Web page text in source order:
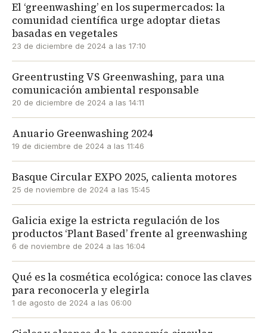
El ‘greenwashing’ en los supermercados: la
comunidad científica urge adoptar dietas
basadas en vegetales
23 de diciembre de 2024 a las 17:10
Greentrusting VS Greenwashing, para una
comunicación ambiental responsable
20 de diciembre de 2024 a las 14:11
Anuario Greenwashing 2024
19 de diciembre de 2024 a las 11:46
Basque Circular EXPO 2025, calienta motores
25 de noviembre de 2024 a las 15:45
Galicia exige la estricta regulación de los
productos ‘Plant Based’ frente al greenwashing
6 de noviembre de 2024 a las 16:04
Qué es la cosmética ecológica: conoce las claves
para reconocerla y elegirla
1 de agosto de 2024 a las 06:00